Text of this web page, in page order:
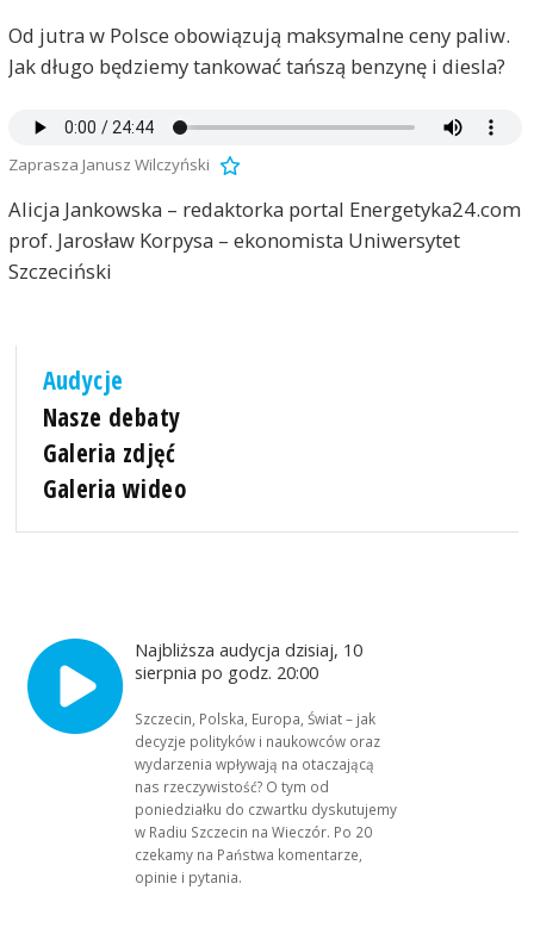
Od jutra w Polsce obowiązują maksymalne ceny paliw.
Jak długo będziemy tankować tańszą benzynę i diesla?
Zaprasza Janusz Wilczyński
Alicja Jankowska – redaktorka portal Energetyka24.com
prof. Jarosław Korpysa – ekonomista Uniwersytet
Szczeciński
Audycje
Nasze debaty
Galeria zdjęć
Galeria wideo
Najbliższa audycja dzisiaj, 10
sierpnia po godz. 20:00
Szczecin, Polska, Europa, Świat – jak
decyzje polityków i naukowców oraz
wydarzenia wpływają na otaczającą
nas rzeczywistość? O tym od
poniedziałku do czwartku dyskutujemy
w Radiu Szczecin na Wieczór. Po 20
czekamy na Państwa komentarze,
opinie i pytania.